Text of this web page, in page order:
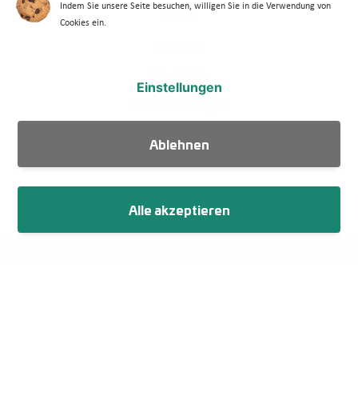
Footer Menü 2 (WdKA 26)
Archiv
Indem Sie unsere Seite besuchen, willigen Sie in die Verwendung von
Cookies ein.
Ablehnen
Einstellungen
Alle akzeptieren